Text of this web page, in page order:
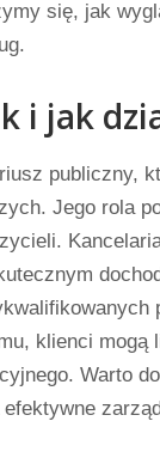
się, jak
i jak
publiczny,
Jego rola
klienci
Warto